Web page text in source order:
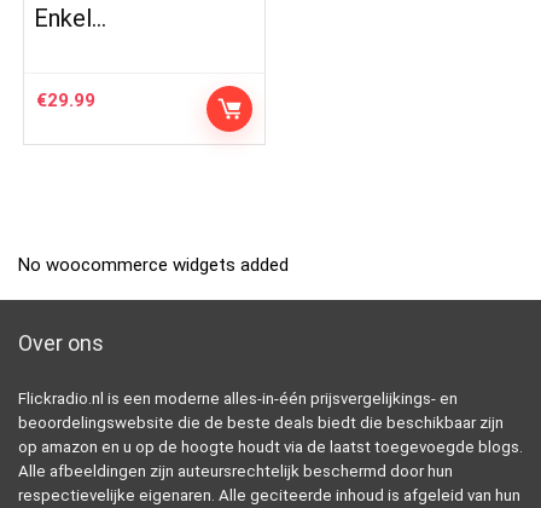
Enkel…
€29.99
No woocommerce widgets added
Over ons
Flickradio.nl is een moderne alles-in-één prijsvergelijkings- en
beoordelingswebsite die de beste deals biedt die beschikbaar zijn
op amazon en u op de hoogte houdt via de laatst toegevoegde blogs.
Alle afbeeldingen zijn auteursrechtelijk beschermd door hun
respectievelijke eigenaren. Alle geciteerde inhoud is afgeleid van hun